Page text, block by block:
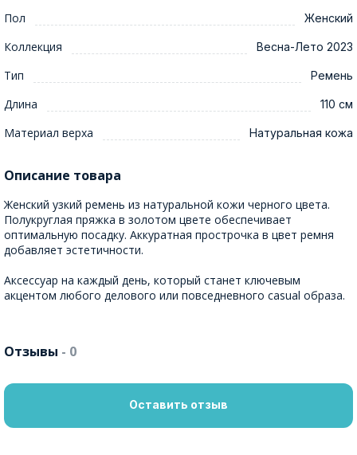
Пол Женский
Коллекция Весна-Лето 2023
Тип Ремень
Длина 110 см
Материал верха Натуральная кожа
Описание товара
Женский узкий ремень из натуральной кожи черного цвета.
Полукруглая пряжка в золотом цвете обеспечивает
оптимальную посадку. Аккуратная прострочка в цвет ремня
добавляет эстетичности.
Аксессуар на каждый день, который станет ключевым
акцентом любого делового или повседневного casual образа.
Отзывы - 0
Оставить отзыв